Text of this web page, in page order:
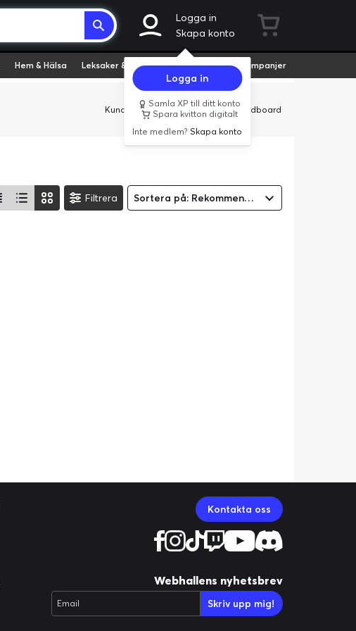
Logga in
Skapa konto
Logga in
Samla XP till ditt konto
Spara kvitton digitalt
Inte medlem?Skapa konto
Hem & Hälsa Leksaker & Hobby Fyndvaror Kampanjer
Kundservice Butiker Företag Cardboard
Filtrera Sortera på: Rekommenderad
Kontakta oss
Webhallens nyhetsbrev
Email Skriv upp mig!